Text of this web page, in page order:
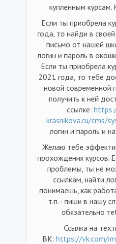
купленным курсам.
Если ты приобрела
года, то найди в
письмо от нашей
логин и пароль в
Если ты приобрела
2021 года, то тебе
новой современной
получить к ней
ссылке:
krasnikova.ru/cms/
логин и пароль и
Желаю тебе
прохождения курсов.
проблемы, ты не
ссылкам, найти
понимаешь, как
т.п. - пиши в нашу
обязательно
Ссылка на
ВК: https://vk.com/